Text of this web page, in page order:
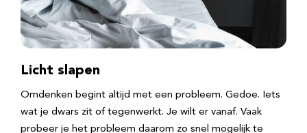
Licht slapen
Omdenken begint altijd met een probleem. Gedoe. Iets
wat je dwars zit of tegenwerkt. Je wilt er vanaf. Vaak
probeer je het probleem daarom zo snel mogelijk te